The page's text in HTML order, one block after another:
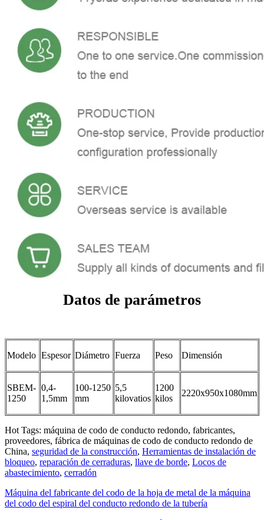
Datos de parámetros
Modelo Espesor Diámetro Fuerza Peso Dimensión
SBEM-
1250
0,4-
1,5mm
100-1250
mm
5,5
kilovatios
1200
kilos
2220x950x1080mm
Hot Tags: máquina de codo de conducto redondo, fabricantes,
proveedores, fábrica de máquinas de codo de conducto redondo de
China, seguridad de la construcción, Herramientas de instalación de
bloqueo, reparación de cerraduras, llave de borde, Locos de
abastecimiento, cerradón
Máquina del fabricante del codo de la hoja de metal de la máquina
del codo del espiral del conducto redondo de la tubería